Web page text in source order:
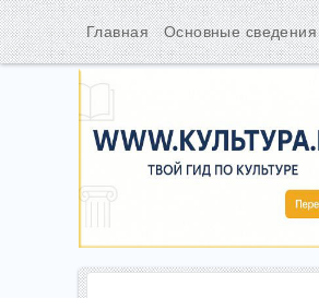
Главная Основные сведения